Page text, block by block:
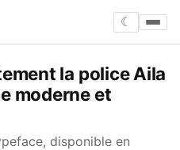
☾
la police Aila
moderne et
disponible en